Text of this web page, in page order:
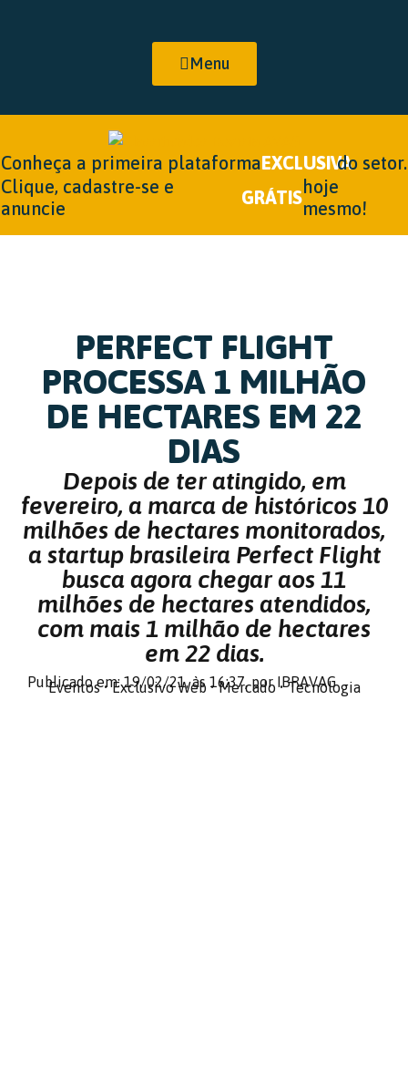
Menu
Conheça a primeira plataformaEXCLUSIVAdo setor.
Clique, cadastre-se e
anuncie
GRÁTIS
hoje
mesmo!
PERFECT FLIGHT
PROCESSA 1 MILHÃO
DE HECTARES EM 22
DIAS
Depois de ter atingido, em
fevereiro, a marca de históricos 10
milhões de hectares monitorados,
a startup brasileira Perfect Flight
busca agora chegar aos 11
milhões de hectares atendidos,
com mais 1 milhão de hectares
em 22 dias.
Publicado em: 19/02/21,às 16:37,por IBRAVAG
Eventos•Exclusivo Web •Mercado•Tecnologia